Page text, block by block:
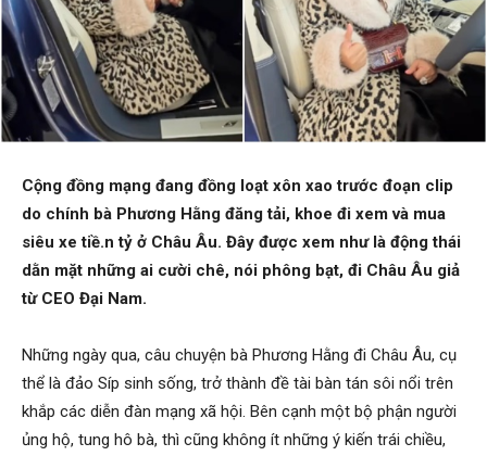
Cộng đồng mạng đang đồng loạt xôn xao trước đoạn clip
do chính bà Phương Hằng đăng tải, khoe đi xem và mua
siêu xe tiề.n tỷ ở Châu Âu. Đây được xem như là động thái
dằn mặt những ai cười chê, nói phông bạt, đi Châu Âu giả
từ CEO Đại Nam.
Những ngày qua, câu chuyện bà Phương Hằng đi Châu Âu, cụ
thể là đảo Síp sinh sống, trở thành đề tài bàn tán sôi nổi trên
khắp các diễn đàn mạng xã hội. Bên cạnh một bộ phận người
ủng hộ, tung hô bà, thì cũng không ít những ý kiến trái chiều,